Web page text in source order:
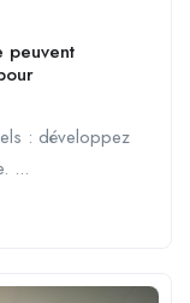
peuvent
: développez
...